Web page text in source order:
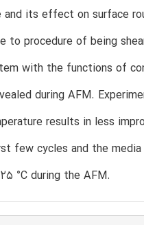
its effect on surface
to procedure of being
with the functions of
during AFM.
results in less
few cycles and the
°C during the AFM.